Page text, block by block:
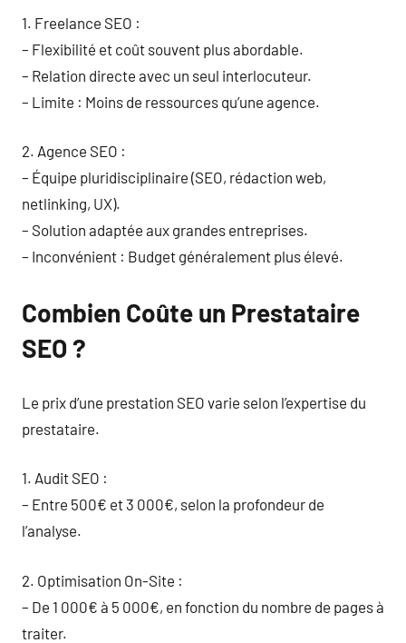
1. Freelance SEO :
– Flexibilité et coût souvent plus abordable.
– Relation directe avec un seul interlocuteur.
– Limite : Moins de ressources qu’une agence.
2. Agence SEO :
– Équipe pluridisciplinaire (SEO, rédaction web,
netlinking, UX).
– Solution adaptée aux grandes entreprises.
– Inconvénient : Budget généralement plus élevé.
Combien Coûte un Prestataire
SEO ?
Le prix d’une prestation SEO varie selon l’expertise du
prestataire.
1. Audit SEO :
– Entre 500€ et 3 000€, selon la profondeur de
l’analyse.
2. Optimisation On-Site :
– De 1 000€ à 5 000€, en fonction du nombre de pages à
traiter.